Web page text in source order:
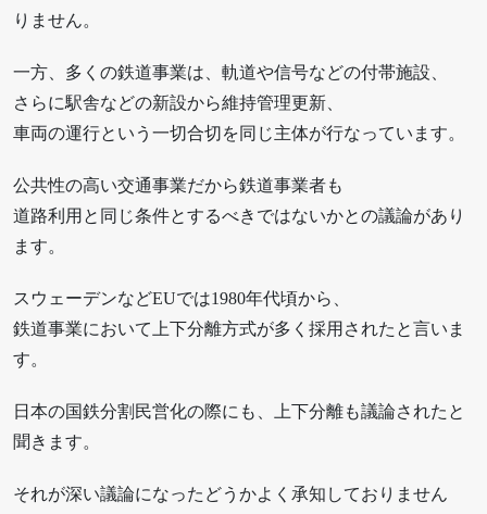
りません。
一方、多くの鉄道事業は、軌道や信号などの付帯施設、
さらに駅舎などの新設から維持管理更新、
車両の運行という一切合切を同じ主体が行なっています。
公共性の高い交通事業だから鉄道事業者も
道路利用と同じ条件とするべきではないかとの議論があり
ます。
スウェーデンなどEUでは1980年代頃から、
鉄道事業において上下分離方式が多く採用されたと言いま
す。
日本の国鉄分割民営化の際にも、上下分離も議論されたと
聞きます。
それが深い議論になったどうかよく承知しておりません